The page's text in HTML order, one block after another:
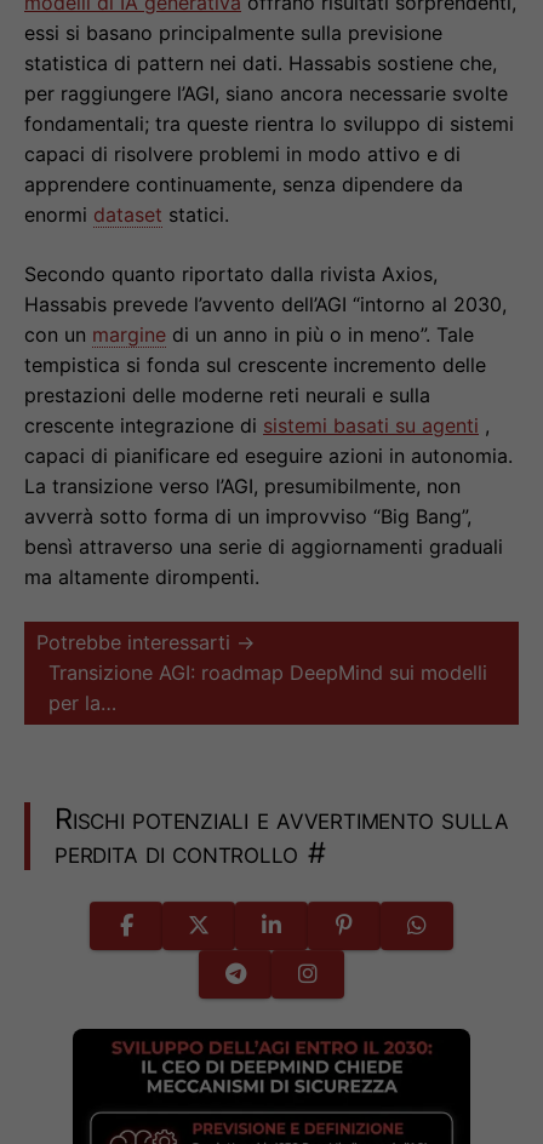
essi si basano principalmente sulla previsione
statistica di pattern nei dati. Hassabis sostiene che,
per raggiungere l’AGI, siano ancora necessarie svolte
fondamentali; tra queste rientra lo sviluppo di sistemi
capaci di risolvere problemi in modo attivo e di
apprendere continuamente, senza dipendere da
enormi dataset statici.
Secondo quanto riportato dalla rivista Axios,
Hassabis prevede l’avvento dell’AGI “intorno al 2030,
con un margine di un anno in più o in meno”. Tale
tempistica si fonda sul crescente incremento delle
prestazioni delle moderne reti neurali e sulla
crescente integrazione di sistemi basati su agenti ,
capaci di pianificare ed eseguire azioni in autonomia.
La transizione verso l’AGI, presumibilmente, non
avverrà sotto forma di un improvviso “Big Bang”,
bensì attraverso una serie di aggiornamenti graduali
ma altamente dirompenti.
Potrebbe interessarti →
Transizione AGI: roadmap DeepMind sui modelli
per la…
Rischi potenziali e avvertimento sulla
perdita di controllo #